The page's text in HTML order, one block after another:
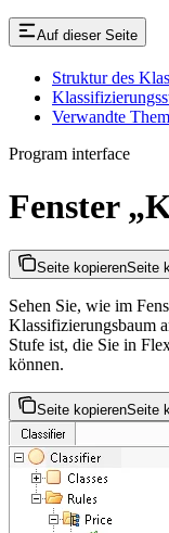
Auf dieser Seite
Struktur des
Verwandte
Program interface
Fenster
Seite kopierenSeite
Sehen Sie, wie im
Klassifizierungsbaum
Stufe ist, die Sie in
können.
Seite kopierenSeite